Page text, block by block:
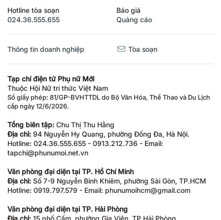
Hotline tòa soạn
024.36.555.655
Báo giá
Quảng cáo
Thông tin doanh nghiệp Tòa soạn
Tạp chí điện tử Phụ nữ Mới
Thuộc Hội Nữ trí thức Việt Nam
Số giấy phép: 81/GP-BVHTTDL do Bộ Văn Hóa, Thể Thao và Du Lịch
cấp ngày 12/6/2026.
Tổng biên tập: Chu Thị Thu Hằng
Địa chỉ: 94 Nguyễn Hy Quang, phường Đống Đa, Hà Nội.
Hotline: 024.36.555.655 - 0913.212.736 - Email:
tapchi@phunumoi.net.vn
Văn phòng đại diện tại TP. Hồ Chí Minh
Địa chỉ: Số 7-9 Nguyễn Bỉnh Khiêm, phường Sài Gòn, TP.HCM
Hotline: 0919.797.579 - Email: phunumoihcm@gmail.com
Văn phòng đại diện tại TP. Hải Phòng
Địa chỉ: 15 phố Cấm, phường Gia Viên, TP Hải Phòng